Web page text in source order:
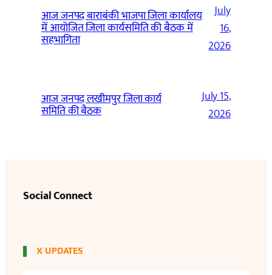
आज जनपद बाराबंकी भाजपा जिला कार्यालय
में आयोजित जिला कार्यसमिति की बैठक में
सहभागिता
July
16,
2026
आज जनपद लखीमपुर जिला कार्य
समिति की बैठक
July 15,
2026
Social Connect
X UPDATES